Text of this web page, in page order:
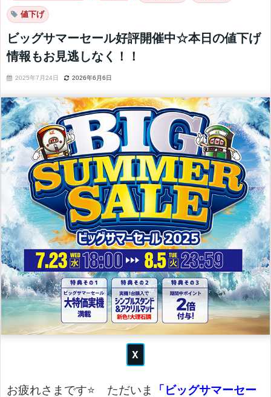
値下げ
ビッグサマーセール好評開催中☆本日の値下げ
情報もお見逃しなく！！
2025年7月24日 2026年6月6日
お疲れさまです⭐ ただいま
「ビッグサマーセー